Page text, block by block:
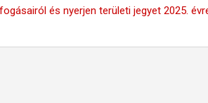
és nyerjen területi jegyet 2025.